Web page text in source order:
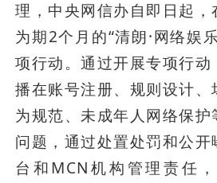
理，中央网信办自即日起
为期2个月的“清朗·网络娱
项行动。通过开展专项行动
播在账号注册、规则设计
为规范、未成年人网络保护
问题，通过处置处罚和公
台和MCN机构管理责任